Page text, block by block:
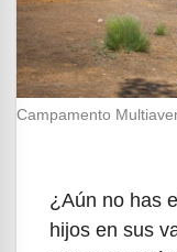
Campamento
¿Aún no has
hijos en sus